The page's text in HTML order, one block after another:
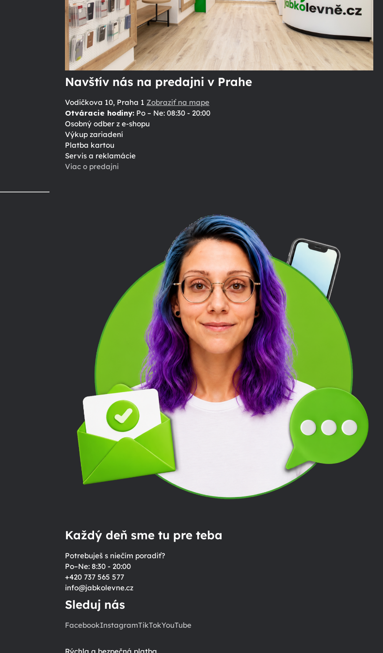
Navštív nás na predajni v Prahe
Vodičkova 10, Praha 1 Zobraziť na mape
Otváracie hodiny:Po – Ne: 08:30 - 20:00
Osobný odber z e-shopu
Výkup zariadení
Platba kartou
Servis a reklamácie
Viac o predajni
Každý deň sme tu pre teba
Potrebuješ s niečím poradiť?
Po–Ne: 8:30 - 20:00
+420 737 565 577
info@jabkolevne.cz
Sleduj nás
FacebookInstagramTikTokYouTube